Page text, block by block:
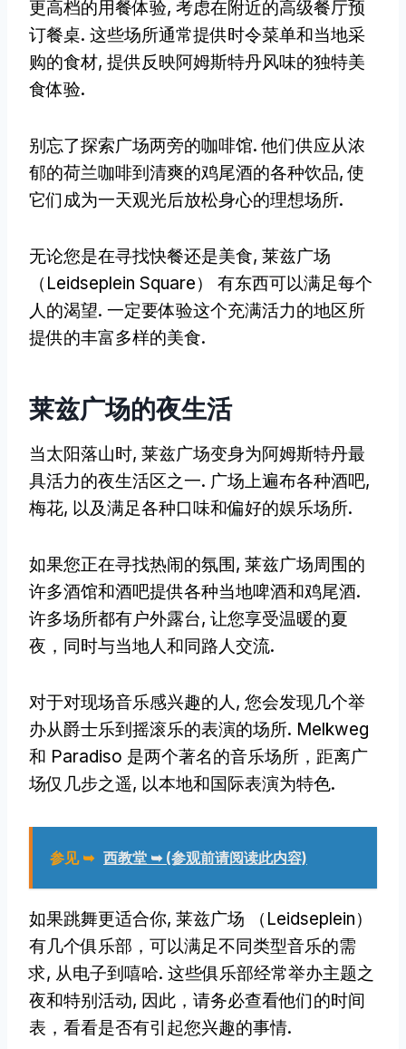
更高档的用餐体验, 考虑在附近的高级餐厅预
订餐桌. 这些场所通常提供时令菜单和当地采
购的食材, 提供反映阿姆斯特丹风味的独特美
食体验.
别忘了探索广场两旁的咖啡馆. 他们供应从浓
郁的荷兰咖啡到清爽的鸡尾酒的各种饮品, 使
它们成为一天观光后放松身心的理想场所.
无论您是在寻找快餐还是美食, 莱兹广场
（Leidseplein Square） 有东西可以满足每个
人的渴望. 一定要体验这个充满活力的地区所
提供的丰富多样的美食.
莱兹广场的夜生活
当太阳落山时, 莱兹广场变身为阿姆斯特丹最
具活力的夜生活区之一. 广场上遍布各种酒吧,
梅花, 以及满足各种口味和偏好的娱乐场所.
如果您正在寻找热闹的氛围, 莱兹广场周围的
许多酒馆和酒吧提供各种当地啤酒和鸡尾酒.
许多场所都有户外露台, 让您享受温暖的夏
夜，同时与当地人和同路人交流.
对于对现场音乐感兴趣的人, 您会发现几个举
办从爵士乐到摇滚乐的表演的场所. Melkweg
和 Paradiso 是两个著名的音乐场所，距离广
场仅几步之遥, 以本地和国际表演为特色.
参见 ➥ 西教堂 ➥ (参观前请阅读此内容)
如果跳舞更适合你, 莱兹广场 （Leidseplein）
有几个俱乐部，可以满足不同类型音乐的需
求, 从电子到嘻哈. 这些俱乐部经常举办主题之
夜和特别活动, 因此，请务必查看他们的时间
表，看看是否有引起您兴趣的事情.